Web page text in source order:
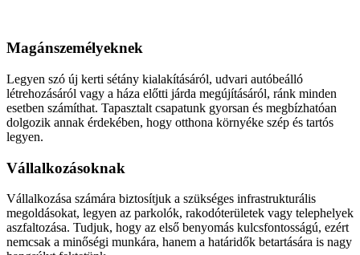
Magánszemélyeknek
Legyen szó új kerti sétány kialakításáról, udvari autóbeálló
létrehozásáról vagy a háza előtti járda megújításáról, ránk minden
esetben számíthat. Tapasztalt csapatunk gyorsan és megbízhatóan
dolgozik annak érdekében, hogy otthona környéke szép és tartós
legyen.
Vállalkozásoknak
Vállalkozása számára biztosítjuk a szükséges infrastrukturális
megoldásokat, legyen az parkolók, rakodóterületek vagy telephelyek
aszfaltozása. Tudjuk, hogy az első benyomás kulcsfontosságú, ezért
nemcsak a minőségi munkára, hanem a határidők betartására is nagy